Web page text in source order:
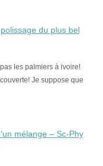
du plus bel
les palmiers à ivoire!
Je suppose que
mélange – Sc-Phy